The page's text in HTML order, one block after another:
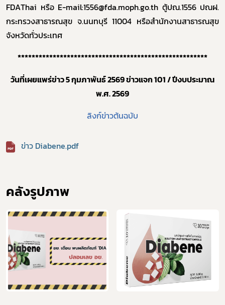
FDAThai หรือ E-mail:1556@fda.moph.go.th ตู้ปณ.1556 ปณฝ.
กระทรวงสาธารณสุข จ.นนทบุรี 11004 หรือสำนักงานสาธารณสุข
จังหวัดทั่วประเทศ
******************************************************
วันที่เผยแพร่ข่าว 5 กุมภาพันธ์ 2569 ข่าวแจก 101 / ปีงบประมาณ
พ.ศ. 2569
ลิงก์ข่าวต้นฉบับ
ข่าว Diabene.pdf
คลังรูปภาพ
เลือกหัวข้อที่ท่านต้องการ Subscribe
ร้องเรียนเครื่องสำอางค์